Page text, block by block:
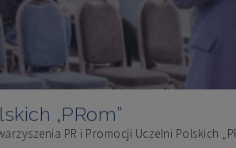
„PRom”
PR i Promocji Uczelni Polskich